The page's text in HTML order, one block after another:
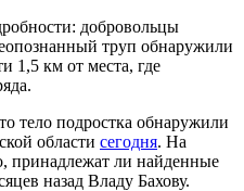
добровольцы
труп обнаружили
1,5 км от места, где
тело подростка обнаружили
области сегодня. На
принадлежат ли найденные
назад Владу Бахову.